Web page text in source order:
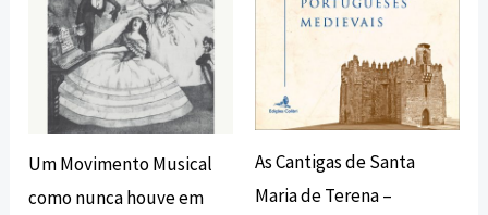
Um Movimento Musical
como nunca houve em
As Cantigas de Santa
Maria de Terena –